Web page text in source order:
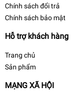
Chính sách đổi trả
Chính sách bảo mật
Hỗ trợ khách hàng
Trang chủ
Sản phẩm
MẠNG XÃ HỘI